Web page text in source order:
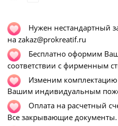
Нужен нестандартный
на zakaz@prokreatif.ru
Бесплатно оформим
соответствии с фирменным
Изменим комплектацию
Вашим индивидуальным
Оплата на расчетный
Все закрывающие